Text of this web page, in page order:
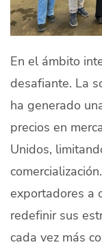
En el ámbito
desafiante. La
ha generado
precios en
Unidos,
exportadores a
redefinir sus
cada vez más